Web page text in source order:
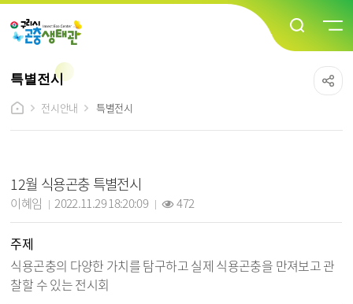
특별전시
전시안내
특별전시
12월 식용곤충 특별전시
이혜임 2022.11.29 18:20:09 472
주제
식용곤충의 다양한 가치를 탐구하고 실제 식용곤충을 만져보고 관
찰할 수 있는 전시회